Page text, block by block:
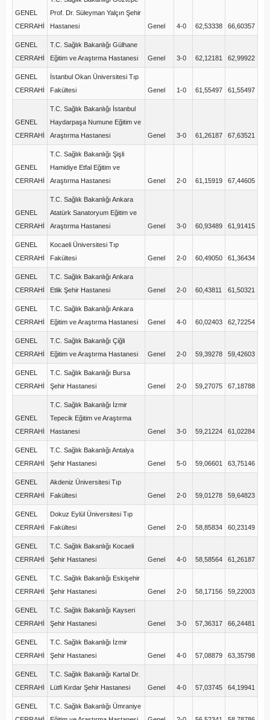
GENEL
CERRAHİ
Prof. Dr. Süleyman Yalçın Şehir
Hastanesi
Genel 4-0 62,53338 66,60357
GENEL
CERRAHİ
T.C. Sağlık Bakanlığı Gülhane
Eğitim ve Araştırma Hastanesi
Genel 3-0 62,12181 62,99922
GENEL
CERRAHİ
İstanbul Okan Üniversitesi Tıp
Fakültesi
Genel 1-0 61,55497 61,55497
GENEL
CERRAHİ
T.C. Sağlık Bakanlığı İstanbul
Haydarpaşa Numune Eğitim ve
Araştırma Hastanesi
Genel 3-0 61,26187 67,63521
GENEL
CERRAHİ
T.C. Sağlık Bakanlığı Şişli
Hamidiye Etfal Eğitim ve
Araştırma Hastanesi
Genel 2-0 61,15919 67,44605
GENEL
CERRAHİ
T.C. Sağlık Bakanlığı Ankara
Atatürk Sanatoryum Eğitim ve
Araştırma Hastanesi
Genel 3-0 60,93489 61,91415
GENEL
CERRAHİ
Kocaeli Üniversitesi Tıp
Fakültesi
Genel 2-0 60,49050 61,36434
GENEL
CERRAHİ
T.C. Sağlık Bakanlığı Ankara
Etlik Şehir Hastanesi
Genel 2-0 60,43811 61,50321
GENEL
CERRAHİ
T.C. Sağlık Bakanlığı Ankara
Eğitim ve Araştırma Hastanesi
Genel 4-0 60,02403 62,72254
GENEL
CERRAHİ
T.C. Sağlık Bakanlığı Çiğli
Eğitim ve Araştırma Hastanesi
Genel 2-0 59,39278 59,42603
GENEL
CERRAHİ
T.C. Sağlık Bakanlığı Bursa
Şehir Hastanesi
Genel 2-0 59,27075 67,18788
GENEL
CERRAHİ
T.C. Sağlık Bakanlığı İzmir
Tepecik Eğitim ve Araştırma
Hastanesi
Genel 3-0 59,21224 61,02284
GENEL
CERRAHİ
T.C. Sağlık Bakanlığı Antalya
Şehir Hastanesi
Genel 5-0 59,06601 63,75146
GENEL
CERRAHİ
Akdeniz Üniversitesi Tıp
Fakültesi
Genel 2-0 59,01278 59,64823
GENEL
CERRAHİ
Dokuz Eylül Üniversitesi Tıp
Fakültesi
Genel 2-0 58,85834 60,23149
GENEL
CERRAHİ
T.C. Sağlık Bakanlığı Kocaeli
Şehir Hastanesi
Genel 4-0 58,58564 61,26187
GENEL
CERRAHİ
T.C. Sağlık Bakanlığı Eskişehir
Şehir Hastanesi
Genel 2-0 58,17156 59,22003
GENEL
CERRAHİ
T.C. Sağlık Bakanlığı Kayseri
Şehir Hastanesi
Genel 3-0 57,36317 66,24481
GENEL
CERRAHİ
T.C. Sağlık Bakanlığı İzmir
Şehir Hastanesi
Genel 4-0 57,08879 63,35798
GENEL
CERRAHİ
T.C. Sağlık Bakanlığı Kartal Dr.
Lütfi Kırdar Şehir Hastanesi
Genel 4-0 57,03745 64,19941
GENEL
T.C. Sağlık Bakanlığı Ümraniye